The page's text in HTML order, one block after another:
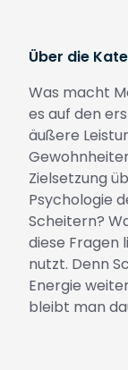
Über die
Was macht
es auf den
äußere
Zielsetzung
Psychologie
Scheitern?
diese Fragen
nutzt. Denn
Energie
bleibt man